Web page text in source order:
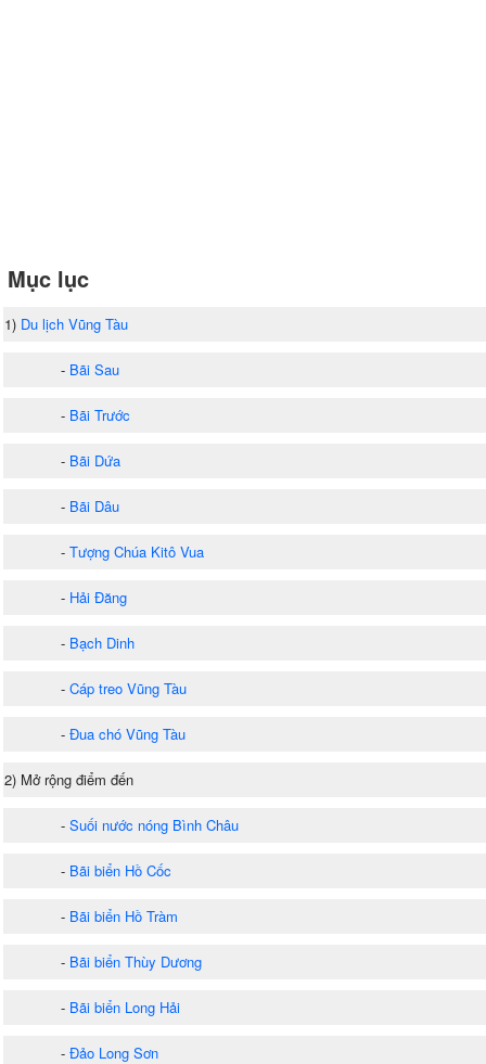
Mục lục
1) Du lịch Vũng Tàu
- Bãi Sau
- Bãi Trước
- Bãi Dứa
- Bãi Dâu
- Tượng Chúa Kitô Vua
- Hải Đăng
- Bạch Dinh
- Cáp treo Vũng Tàu
- Đua chó Vũng Tàu
2) Mở rộng điểm đến
- Suối nước nóng Bình Châu
- Bãi biển Hồ Cốc
- Bãi biển Hồ Tràm
- Bãi biển Thùy Dương
- Bãi biển Long Hải
- Đảo Long Sơn